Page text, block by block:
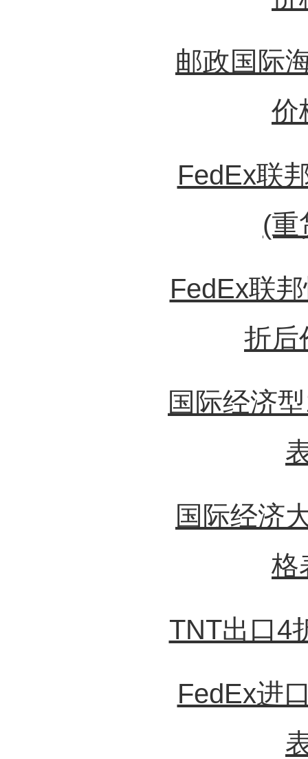
邮政国际
价
FedEx联
(重
FedEx联
折后
国际经济
国际经济
格
TNT出口4
FedEx进